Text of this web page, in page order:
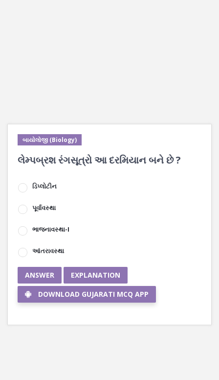
બાયોલોજી (Biology)
લેમ્પબ્રશ રંગસૂત્રો આ દરમિયાન બને છે ?
ડિપ્લોટીન
પૂર્વાવસ્થા
ભાજનાવસ્થા-I
આંતરાવસ્થા
ANSWER EXPLANATION
DOWNLOAD GUJARATI MCQ APP